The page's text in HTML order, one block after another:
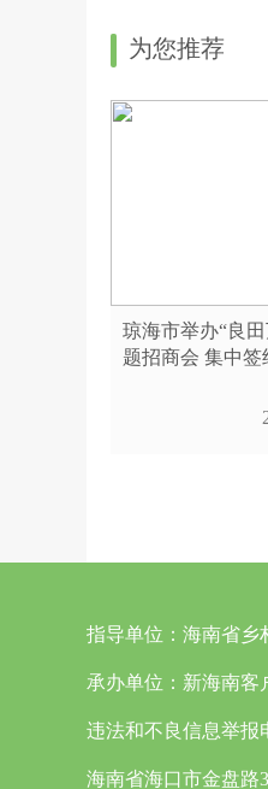
为您推荐
琼海市举办“良
题招商会 集中签
指导单位： 海南省乡
承办单位： 新海南客
违法和不良信息举报
海南省海口市金盘